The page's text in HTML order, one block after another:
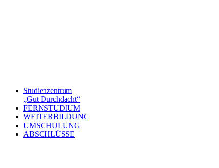
Studienzentrum
„Gut Durchdacht“
FERNSTUDIUM
WEITERBILDUNG
UMSCHULUNG
ABSCHLÜSSE